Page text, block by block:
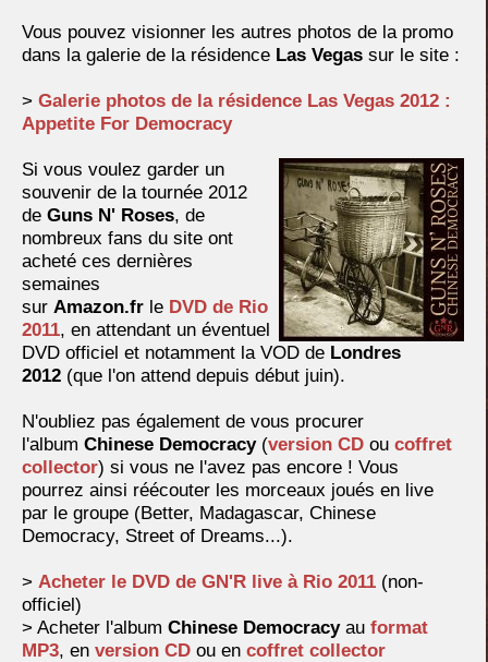
Vous pouvez visionner les autres photos de la promo
dans la galerie de la résidence Las Vegas sur le site :
> Galerie photos de la résidence Las Vegas 2012 :
Appetite For Democracy
Si vous voulez garder un
souvenir de la tournée 2012
de Guns N' Roses, de
nombreux fans du site ont
acheté ces dernières
semaines
sur Amazon.fr le DVD de Rio
2011, en attendant un éventuel
DVD officiel et notamment la VOD de Londres
2012 (que l'on attend depuis début juin).
N'oubliez pas également de vous procurer
l'album Chinese Democracy(version CD ou coffret
collector) si vous ne l'avez pas encore ! Vous
pourrez ainsi réécouter les morceaux joués en live
par le groupe (Better, Madagascar, Chinese
Democracy, Street of Dreams...).
> Acheter le DVD de GN'R live à Rio 2011 (non-
officiel)
> Acheter l'album Chinese Democracyau format
MP3, en version CD ou en coffret collector